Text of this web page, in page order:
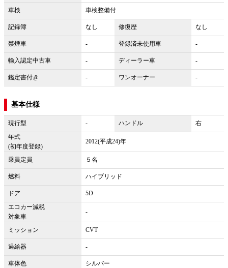
車検 車検整備付
記録簿 なし 修復歴 なし
禁煙車 - 登録済未使用車 -
輸入認定中古車 - ディーラー車 -
鑑定書付き - ワンオーナー -
基本仕様
現行型 - ハンドル
右
年式
(初年度登録)
2012(平成24)年
乗員定員 ５名
燃料 ハイブリッド
ドア
5D
エコカー減税
対象車
-
ミッション CVT
過給器 -
車体色 シルバー